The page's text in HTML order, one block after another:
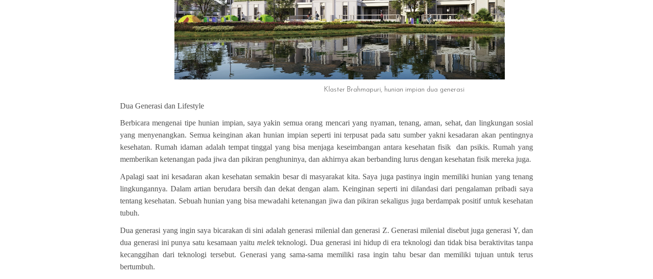
Klaster Brahmapuri, hunian impian dua generasi
Dua Generasi dan Lifestyle
Berbicara mengenai tipe hunian impian, saya yakin semua orang mencari yang nyaman, tenang, aman, sehat, dan lingkungan sosial
yang menyenangkan. Semua keinginan akan hunian impian seperti ini terpusat pada satu sumber yakni kesadaran akan pentingnya
kesehatan. Rumah idaman adalah tempat tinggal yang bisa menjaga keseimbangan antara kesehatan fisik dan psikis. Rumah yang
memberikan ketenangan pada jiwa dan pikiran penghuninya, dan akhirnya akan berbanding lurus dengan kesehatan fisik mereka juga.
Apalagi saat ini kesadaran akan kesehatan semakin besar di masyarakat kita. Saya juga pastinya ingin memiliki hunian yang tenang
lingkungannya. Dalam artian berudara bersih dan dekat dengan alam. Keinginan seperti ini dilandasi dari pengalaman pribadi saya
tentang kesehatan. Sebuah hunian yang bisa mewadahi ketenangan jiwa dan pikiran sekaligus juga berdampak positif untuk kesehatan
tubuh.
Dua generasi yang ingin saya bicarakan di sini adalah generasi milenial dan generasi Z. Generasi milenial disebut juga generasi Y, dan
dua generasi ini punya satu kesamaan yaitu melekteknologi. Dua generasi ini hidup di era teknologi dan tidak bisa beraktivitas tanpa
kecanggihan dari teknologi tersebut. Generasi yang sama-sama memiliki rasa ingin tahu besar dan memiliki tujuan untuk terus
bertumbuh.